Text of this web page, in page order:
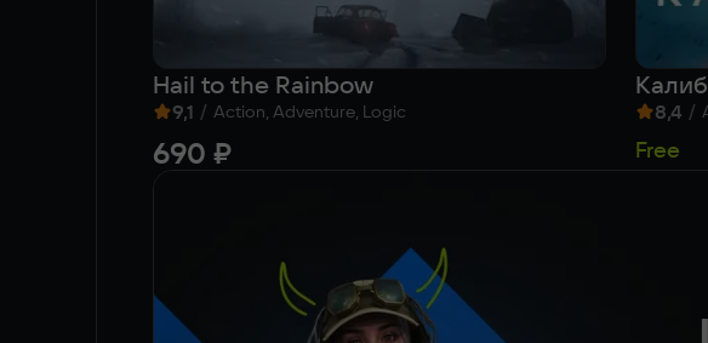
Hail to the Rainbow
9,1 / Action, Adventure, Logic
690 ₽
8,4 /
Free